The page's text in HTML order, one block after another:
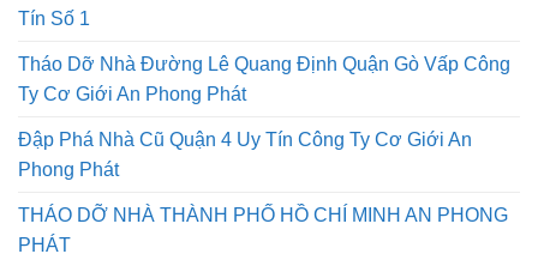
Ty Cơ Giới An Phong Phát
Đập Phá Nhà Cũ Quận 4 Uy Tín Công Ty Cơ Giới An
Phong Phát
THÁO DỠ NHÀ THÀNH PHỐ HỒ CHÍ MINH AN PHONG
PHÁT